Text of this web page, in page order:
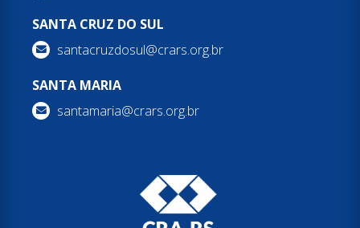
SANTA CRUZ DO SUL
santacruzdosul@crars.org.br
SANTA MARIA
santamaria@crars.org.br